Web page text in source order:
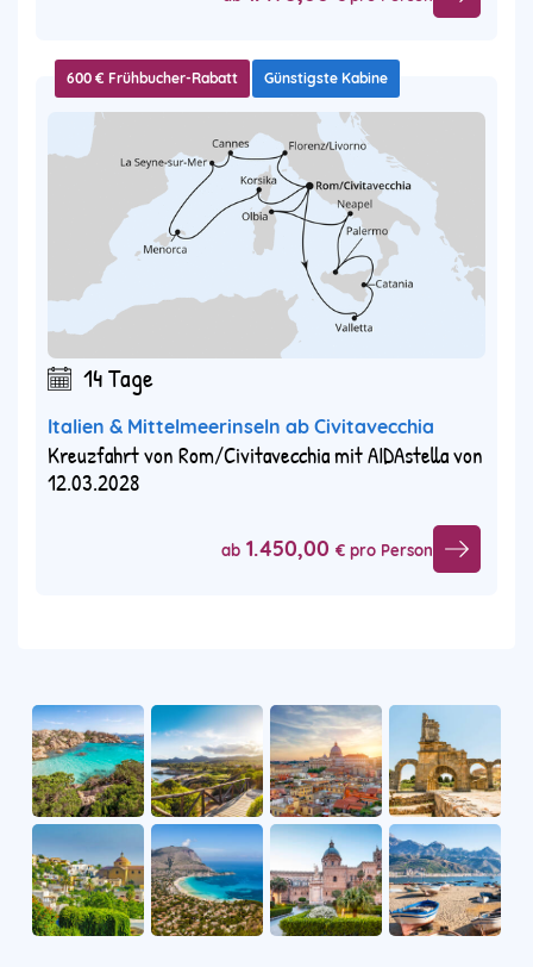
600 € Frühbucher-Rabatt Günstigste Kabine
14 Tage
Italien & Mittelmeerinseln ab Civitavecchia
Kreuzfahrt von Rom/Civitavecchia mit AIDAstella von
12.03.2028
ab 1.450,00 € pro Person